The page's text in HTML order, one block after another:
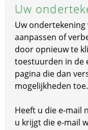
Uw
Uw
aanpassen of
door opnieuw te
toestuurden in de
pagina die dan
mogelijkheden toe.
Heeft u die e-mail
u krijgt die e-mail